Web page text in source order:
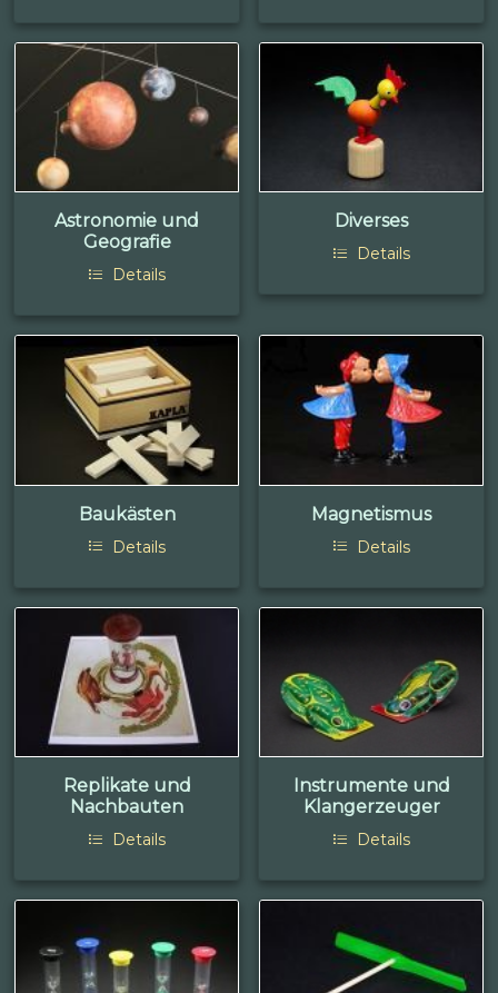
Astronomie und
Geografie
Details
Diverses
Details
Baukästen
Details
Magnetismus
Details
Replikate und
Nachbauten
Details
Instrumente und
Klangerzeuger
Details